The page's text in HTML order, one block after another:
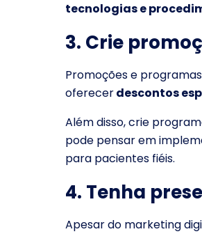
tecnologias e
3. Crie
Promoções e
oferecerdescontos
Além disso, crie
pode pensar em
para pacientes fiéis.
4. Tenha
Apesar do marketing